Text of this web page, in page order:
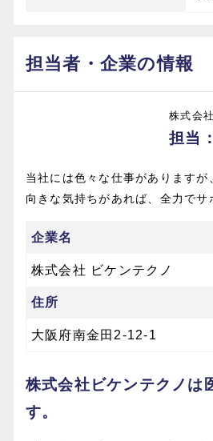
担当者・企業の情報
株式会
担当
当社には色々な仕事があります
向きな気持ちがあれば、全力で
企業名
株式会社 ビケンテクノ
住所
大阪府南金田2-12-1
株式会社ビケンテクノは
す。